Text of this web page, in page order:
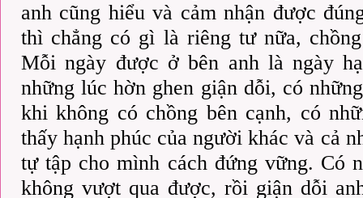
anh cũng hiểu và cảm nhận được
thì chẳng có gì là riêng tư nữa,
Mỗi ngày được ở bên anh là ngày
những lúc hờn ghen giận dỗi, có
khi không có chồng bên cạnh, có
thấy hạnh phúc của người khác và cả
tự tập cho mình cách đứng vững. Có
không vượt qua được, rồi giận dỗi